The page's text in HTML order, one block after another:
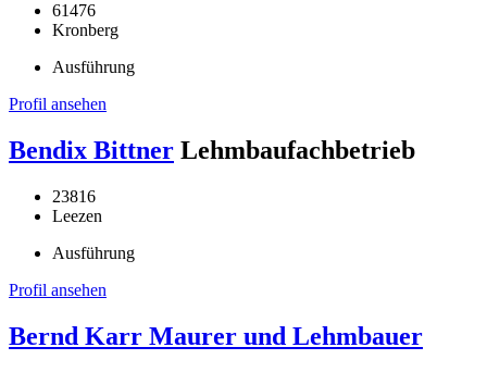
61476
Kronberg
Ausführung
Profil ansehen
Bendix Bittner Lehmbaufachbetrieb
23816
Leezen
Ausführung
Profil ansehen
Bernd Karr Maurer und Lehmbauer